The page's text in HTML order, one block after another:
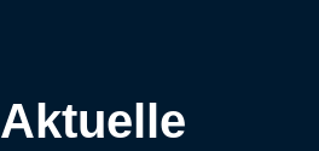
Aktuelle